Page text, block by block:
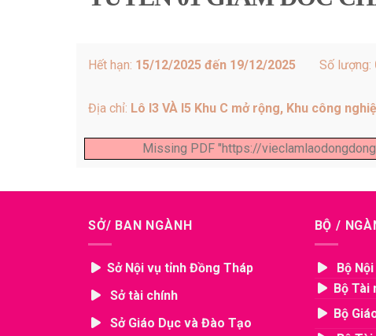
Hết hạn: 15/12/2025 đến 19/12/2025 Số lượng:
Địa chỉ: Lô I3 VÀ I5 Khu C mở rộng, Khu công
Missing PDF "https://
SỞ/ BAN NGÀNH
Sở Nội vụ tỉnh Đồng Tháp
Sở tài chính
Sở Giáo Dục và Đào Tạo
BỘ /
Bộ
Bộ
Bộ